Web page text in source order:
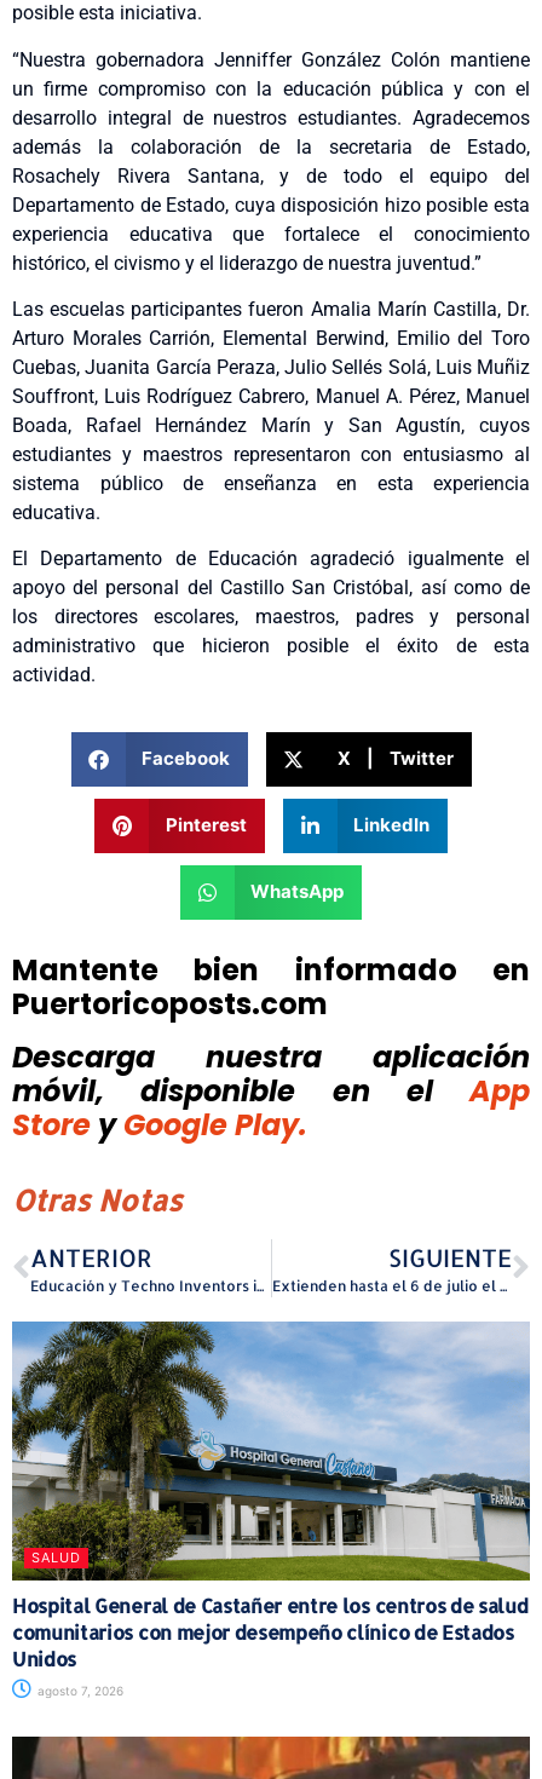
posible esta iniciativa.
“Nuestra gobernadora Jenniffer González Colón mantiene
un firme compromiso con la educación pública y con el
desarrollo integral de nuestros estudiantes. Agradecemos
además la colaboración de la secretaria de Estado,
Rosachely Rivera Santana, y de todo el equipo del
Departamento de Estado, cuya disposición hizo posible esta
experiencia educativa que fortalece el conocimiento
histórico, el civismo y el liderazgo de nuestra juventud.”
Las escuelas participantes fueron Amalia Marín Castilla, Dr.
Arturo Morales Carrión, Elemental Berwind, Emilio del Toro
Cuebas, Juanita García Peraza, Julio Sellés Solá, Luis Muñiz
Souffront, Luis Rodríguez Cabrero, Manuel A. Pérez, Manuel
Boada, Rafael Hernández Marín y San Agustín, cuyos
estudiantes y maestros representaron con entusiasmo al
sistema público de enseñanza en esta experiencia
educativa.
El Departamento de Educación agradeció igualmente el
apoyo del personal del Castillo San Cristóbal, así como de
los directores escolares, maestros, padres y personal
administrativo que hicieron posible el éxito de esta
actividad.
Facebook X | Twitter
Pinterest LinkedIn
WhatsApp
Mantente bien informado en
Puertoricoposts.com
Descarga nuestra aplicación
móvil, disponible
en el
App
Store y Google Play.
Otras Notas
ANTERIOR
Educación y Techno Inventors impulsan la innovación educativa en las escuelas públicas
SIGUIENTE
Extienden hasta el 6 de julio el centro de acopio de Guaynabo para continuar la ayuda a los damnificados de Venezuela
SALUD
Hospital General de Castañer entre los centros de salud
comunitarios con mejor desempeño clínico de Estados
Unidos
agosto 7, 2026